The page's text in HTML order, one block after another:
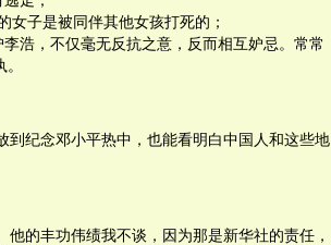
女子是被同伴其他女孩打死的；
浩，不仅毫无反抗之意，反而相互妒忌。常常
到纪念邓小平热中，也能看明白中国人和这些地
的丰功伟绩我不谈，因为那是新华社的责任，